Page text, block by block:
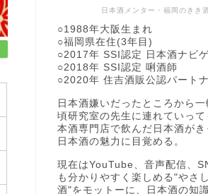
日本酒メンター・福岡のきき
○1988年大阪生まれ
○福岡県在住(3年目)
○2017年 SSI認定 日本酒ナビ
○2018年 SSI認定 唎酒師
○2020年 住吉酒販公認パート
日本酒嫌いだったところから
頃研究室の先生に連れていって
本酒専門店で飲んだ日本酒がき
日本酒の魅力に目覚める。
現在はYouTube、音声配信、
も分かりやすく楽しめる"やさ
酒"をモットーに、日本酒の知